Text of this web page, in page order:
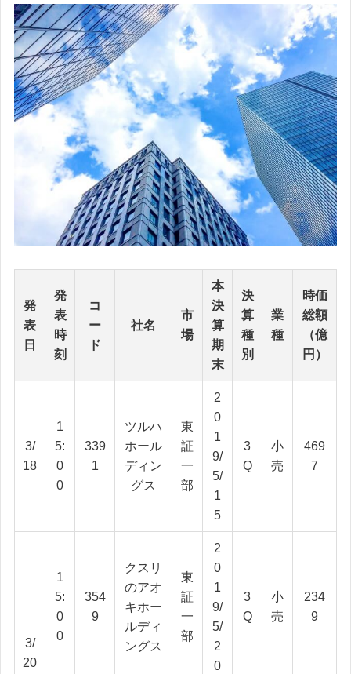
発
表
日
発
表
時
刻
コ
ー
ド
社名
市
場
本
決
算
期
末
決
算
種
別
業
種
時価
総額
（億
円）
3/
18
1
5:
0
0
339
1
ツルハ
ホール
ディン
グス
東
証
一
部
2
0
1
9/
5/
1
5
3
Q
小
売
469
7
3/
20
1
5:
0
0
354
9
クスリ
のアオ
キホー
ルディ
ングス
東
証
一
部
2
0
1
9/
5/
2
0
3
Q
小
売
234
9